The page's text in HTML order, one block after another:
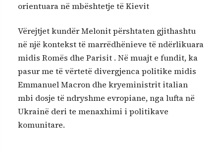
orientuara në mbështetje të Kievit
Vërejtjet kundër Melonit përshtaten gjithashtu
në një kontekst të marrëdhënieve të ndërlikuara
midis Romës dhe Parisit . Në muajt e fundit, ka
pasur me të vërtetë divergjenca politike midis
Emmanuel Macron dhe kryeministrit italian
mbi dosje të ndryshme evropiane, nga lufta në
Ukrainë deri te menaxhimi i politikave
komunitare.